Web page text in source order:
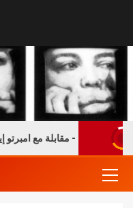
والكتب – مقابلة مع امبرتو إيكو